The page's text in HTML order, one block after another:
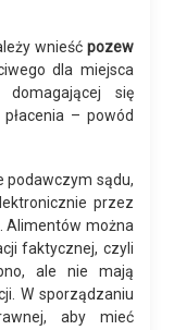
wnieść pozew
dla miejsca
domagającej się
– powód
podawczym sądu,
przez
Alimentów można
faktycznej, czyli
ale nie mają
W sporządzaniu
aby mieć